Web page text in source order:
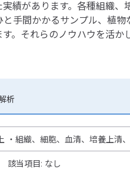
績があります。各種組織、
手間かかるサンプル、植物
。それらのノウハウを活か
析
・組織、細胞、血清、培養上清
該当項目: なし